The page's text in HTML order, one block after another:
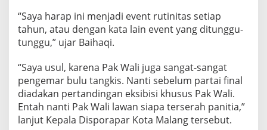
S
I
N
D
O
M
E
D
“Saya harap ini menjadi event rutinitas setiap
tahun, atau dengan kata lain event yang ditunggu-
tunggu,” ujar Baihaqi.
“Saya usul, karena Pak Wali juga sangat-sangat
pengemar bulu tangkis. Nanti sebelum partai final
diadakan pertandingan eksibisi khusus Pak Wali.
Entah nanti Pak Wali lawan siapa terserah panitia,”
lanjut Kepala Disporapar Kota Malang tersebut.